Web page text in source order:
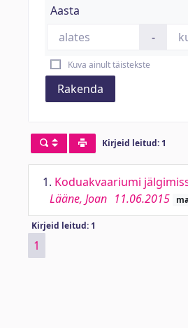
Aasta
-
Kuva ainult täistekste
Rakenda
Kirjeid leitud: 1
1. Koduakvaariumi
Lääne, Joan 11.06.2015
Kirjeid leitud: 1
1